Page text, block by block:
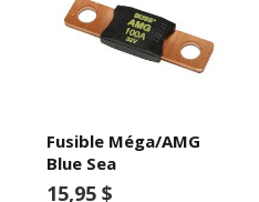
Fusible Méga/AMG
Blue Sea
15,95 $